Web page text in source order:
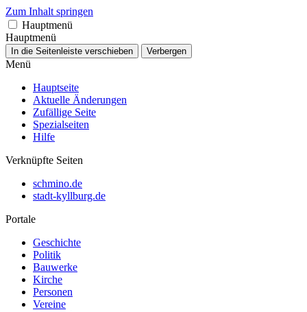
Zum Inhalt springen
Hauptmenü
Hauptmenü
In die Seitenleiste verschieben Verbergen
Menü
Hauptseite
Aktuelle Änderungen
Zufällige Seite
Spezialseiten
Hilfe
Verknüpfte Seiten
schmino.de
stadt-kyllburg.de
Portale
Geschichte
Politik
Bauwerke
Kirche
Personen
Vereine